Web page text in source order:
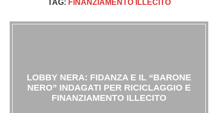
TAG: FINANZIAMENTO ILLECITO
LOBBY NERA: FIDANZA E IL “BARONE
NERO” INDAGATI PER RICICLAGGIO E
FINANZIAMENTO ILLECITO